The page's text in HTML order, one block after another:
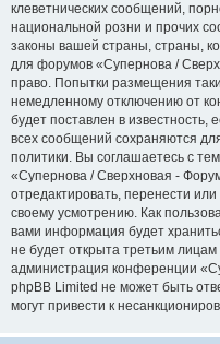
клеветнических сообщений,
национальной розни и прочих
законы вашей страны, страны,
для форумов «Супернова /
право. Попытки размещения
немедленному отключению от
будет поставлен в
всех сообщений сохраняются
политики. Вы соглашаетесь с
«Супернова / Сверхновая -
отредактировать, перенести
своему усмотрению. Как
вами информация будет
не будет открыта третьим
администрация конференции
phpBB Limited не может быть
могут привести к